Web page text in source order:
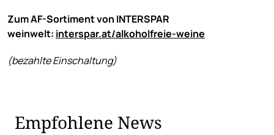
Zum AF-Sortiment von INTERSPAR
weinwelt: interspar.at/alkoholfreie-weine
(bezahlte Einschaltung)
Empfohlene News